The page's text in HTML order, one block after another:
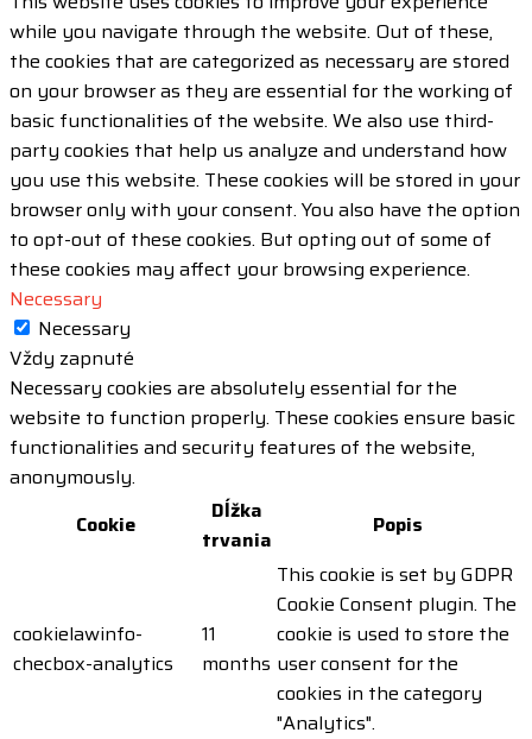
while you navigate through the website. Out of these,
the cookies that are categorized as necessary are stored
on your browser as they are essential for the working of
basic functionalities of the website. We also use third-
party cookies that help us analyze and understand how
you use this website. These cookies will be stored in your
browser only with your consent. You also have the option
to opt-out of these cookies. But opting out of some of
these cookies may affect your browsing experience.
Necessary
Necessary
Vždy zapnuté
Necessary cookies are absolutely essential for the
website to function properly. These cookies ensure basic
functionalities and security features of the website,
anonymously.
Cookie
Dĺžka
trvania
Popis
cookielawinfo-
checbox-analytics
11
months
This cookie is set by GDPR
Cookie Consent plugin. The
cookie is used to store the
user consent for the
cookies in the category
"Analytics".